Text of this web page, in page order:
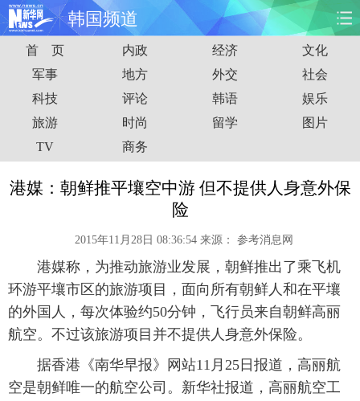
韩国频道
首页 时政 国际 财经
娱乐 体育 人事 教育
时尚 思客
港澳 台湾 华人 汽车
图片 视频 彩票 食品
旅游 健康 信息化 数据
金融 公益 军事 无人机
富媒体 摄影 新华广播
首 页 内政 经济
文化
军事
地方 外交
社会
科技
评论 韩语
娱乐
旅游
时尚 留学
图片
TV
商务
港媒：朝鲜推平壤空中游 但不提供人身意外保
险
2015年11月28日 08:36:54 来源： 参考消息网
港媒称，为推动旅游业发展，朝鲜推出了乘飞机
环游平壤市区的旅游项目，面向所有朝鲜人和在平壤
的外国人，每次体验约50分钟，飞行员来自朝鲜高丽
航空。不过该旅游项目并不提供人身意外保险。
据香港《南华早报》网站11月25日报道，高丽航
空是朝鲜唯一的航空公司。新华社报道，高丽航空工